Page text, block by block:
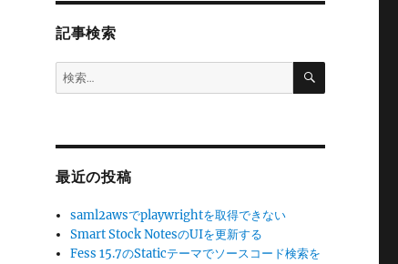
記事検索
検
索:
検
最近の投稿
saml2awsでplaywrightを取得できない
Smart Stock NotesのUIを更新する
Fess 15.7のStaticテーマでソースコード検索を